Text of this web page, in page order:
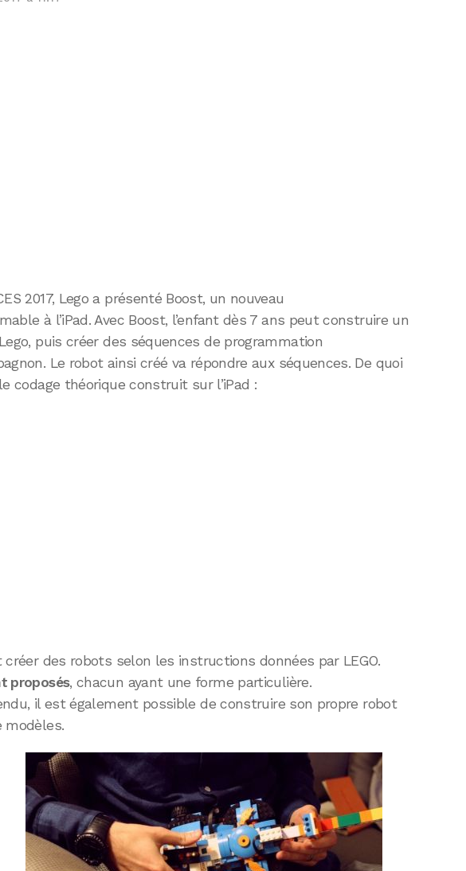
2017, Lego a présenté Boost, un nouveau
à l’iPad. Avec Boost, l’enfant dès 7 ans peut construire un
puis créer des séquences de programmation
Le robot ainsi créé va répondre aux séquences. De quoi
codage théorique construit sur l’iPad :
créer des robots selon les instructions données par LEGO.
proposés, chacun ayant une forme particulière.
il est également possible de construire son propre robot
modèles.